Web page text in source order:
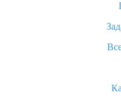
Как покупать
Что делать, если не